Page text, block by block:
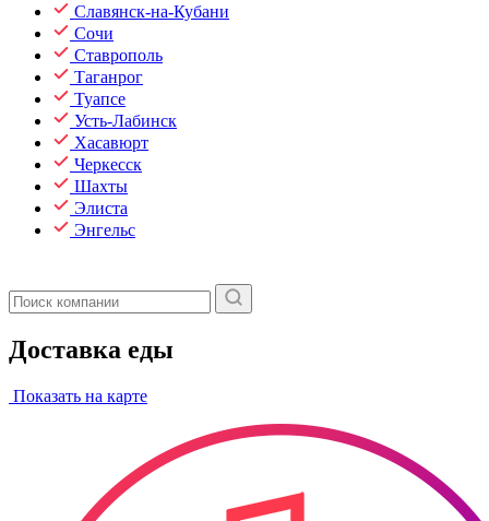
Славянск-на-Кубани
Сочи
Ставрополь
Таганрог
Туапсе
Усть-Лабинск
Хасавюрт
Черкесск
Шахты
Элиста
Энгельс
Доставка еды
Показать на карте